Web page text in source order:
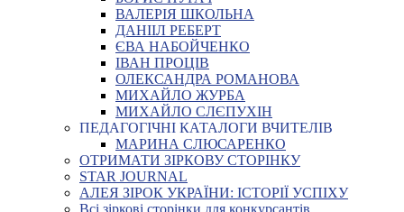
ВАЛЕРІЯ ШКОЛЬНА
ДАНІІЛ РЕБЕРТ
ЄВА НАБОЙЧЕНКО
ІВАН ПРОЦІВ
ОЛЕКСАНДРА РОМАНОВА
МИХАЙЛО ЖУРБА
МИХАЙЛО СЛЄПУХІН
ПЕДАГОГІЧНІ КАТАЛОГИ ВЧИТЕЛІВ
МАРИНА СЛЮСАРЕНКО
ОТРИМАТИ ЗІРКОВУ СТОРІНКУ
STAR JOURNAL
АЛЕЯ ЗІРОК УКРАЇНИ: ІСТОРІЇ УСПІХУ
Всі зіркові сторінки для конкурсантів